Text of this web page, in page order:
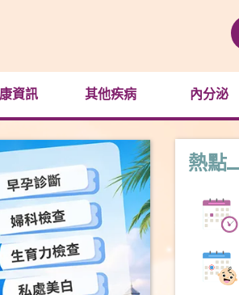
資訊 其他疾病 內分泌
熱點